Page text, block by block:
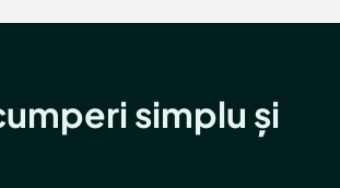
simplu și